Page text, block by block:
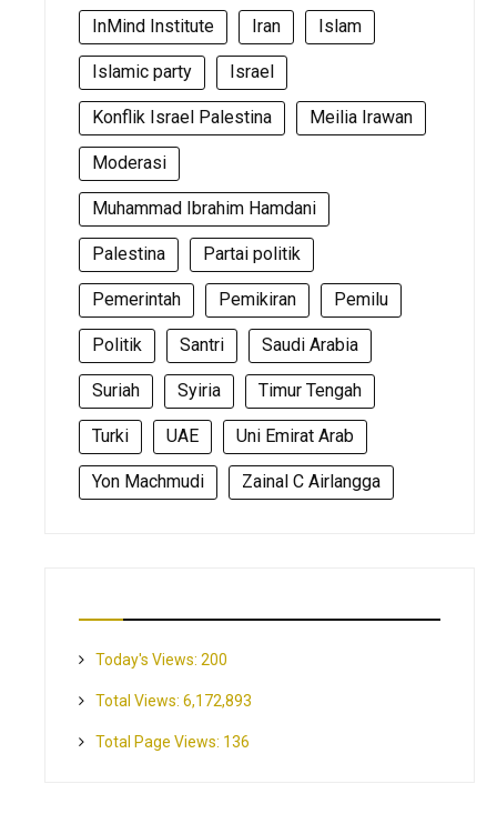
InMind Institute Iran Islam
Islamic party Israel
Konflik Israel Palestina Meilia Irawan
Moderasi
Muhammad Ibrahim Hamdani
Palestina Partai politik
Pemerintah Pemikiran Pemilu
Politik Santri Saudi Arabia
Suriah Syiria Timur Tengah
Turki UAE Uni Emirat Arab
Yon Machmudi Zainal C Airlangga
Today's Views: 200
Total Views: 6,172,893
Total Page Views: 136